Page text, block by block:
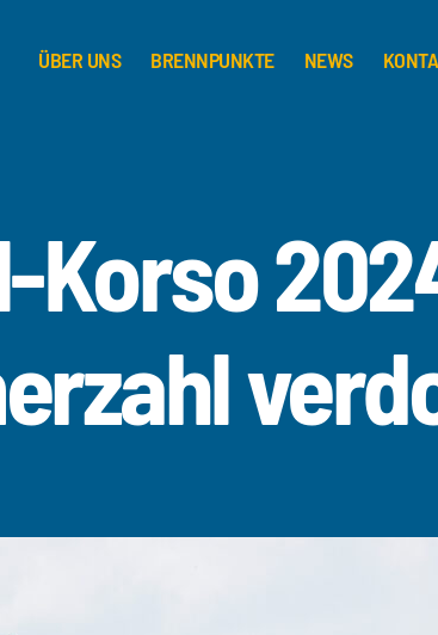
ÜBER UNS BRENNPUNKTE NEWS
Korso